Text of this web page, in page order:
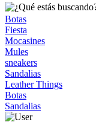
Botas
Fiesta
Mocasines
Mules
sneakers
Sandalias
Leather Things
Botas
Sandalias